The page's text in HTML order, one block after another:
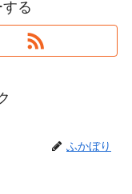
る
ふかぼり